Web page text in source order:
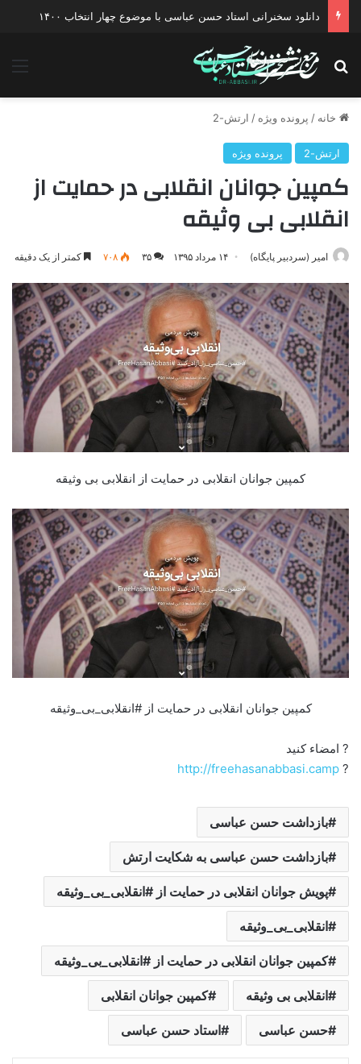
دانلود سخنرانی استاد حسن عباسی با موضوع چهار انتخاب ۱۴۰۰
جستجو برای
خانه / پرونده ویژه / ارتش-2
ارتش-2 پرونده ویژه
کمپین جوانان انقلابی در حمایت از
انقلابی بی وثیقه
امیر (سردبیر پایگاه) ۱۴ مرداد ۱۳۹۵ ۳۵ ۷۰۸ کمتر از یک دقیقه
کمپین جوانان انقلابی در حمایت از انقلابی بی وثیقه
کمپین جوانان انقلابی در حمایت از #انقلابی_بی_وثیقه
? امضاء کنید
?
http://freehasanabbasi.camp
بازداشت حسن عباسی
بازداشت حسن عباسی به شکایت ارتش
پویش جوانان انقلابی در حمایت از #انقلابی_بی_وثیقه
انقلابی_بی_وثیقه
کمپین جوانان انقلابی در حمایت از #انقلابی_بی_وثیقه
انقلابی بی وثیقه کمپین جوانان انقلابی
حسن عباسی استاد حسن عباسی